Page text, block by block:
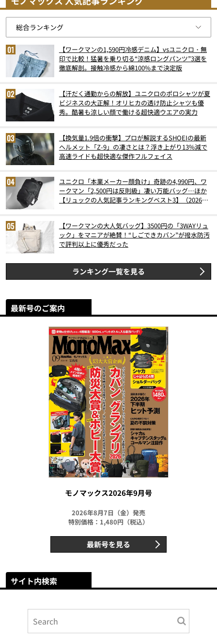
【ワークマンの1,590円冷感デニム】vsユニクロ・無
印で比較！猛暑を乗り切る“涼感ロングパンツ”3選を
徹底解剖。接触冷感から綿100%まで決定版
【汗だく通勤からの解放】ユニクロのポロシャツが夏
ビジネスの大正解！オリヒカの透け防止シャツも優
秀。酷暑も涼しい顔で働ける超快適ウエアの実力
【換気量1.9倍の衝撃】プロが解説するSHOEIの最新
ヘルメット「Z-9」の凄さとは？浮き上がり13%減で
高速ライドも超快適な傑作フルフェイス
ユニクロ「本業メーカー顔負け」奇跡の4,990円、ワ
ークマン「2,500円は反則級」凄い万能バッグ…ほか
【リュックの人気記事ランキングベスト3】（2026年
【ワークマンの大人気バッグ】3500円の「3WAYリュ
ック」をマニアが絶賛！“しごできカバン”が撥水防汚
で評判以上に優秀だった
ランキング一覧を見る
最新号のご案内
モノマックス2026年9月号
2026年8月7日（金）発売
特別価格：1,480円（税込）
最新号を見る
サイト内検索